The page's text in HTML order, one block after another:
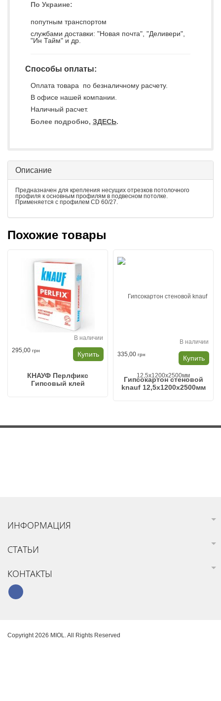
По Украине:
попутным транспортом
службами доставки: "Новая почта", "Деливери",
"Ин Тайм" и др.
Способы оплаты:
Оплата товара по безналичному расчету.
В офисе нашей компании.
Наличный расчет.
Более подробно, ЗДЕСЬ.
Описание
Предназначен для крепления несущих отрезков потолочного
профиля к основным профилям в подвесном потолке.
Применяется с профилем CD 60/27.
Похожие товары
В наличии
295,00 грн Купить
КНАУФ Перлфикс
Гипсовый клей
В наличии
335,00 грн Купить
Гипсокартон стеновой
knauf 12,5x1200x2500мм
ИНФОРМАЦИЯ
СТАТЬИ
КОНТАКТЫ
Copyright 2026 MIOL. All Rights Reserved